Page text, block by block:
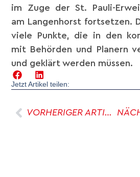
im Zuge der St. Pauli-
am Langenhorst fortsetzen.
viele Punkte, die in den
mit Behörden und Planern
und geklärt werden müssen.
Jetzt Artikel teilen:
VORHERIGER ARTIKEL